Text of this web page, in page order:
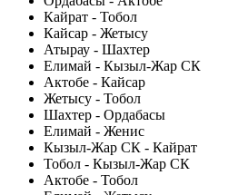
Кайрат - Тобол
Кайсар - Жетысу
Атырау - Шахтер
Елимай - Кызыл-Жар СК
Актобе - Кайсар
Жетысу - Тобол
Шахтер - Ордабасы
Елимай - Женис
Кызыл-Жар СК - Кайрат
Тобол - Кызыл-Жар СК
Актобе - Тобол